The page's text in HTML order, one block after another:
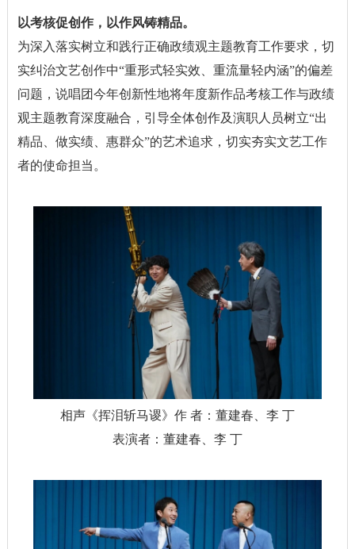
以考核促创作，以作风铸精品。
为深入落实树立和践行正确政绩观主题教育工作要求，切
实纠治文艺创作中“重形式轻实效、重流量轻内涵”的偏差
问题，说唱团今年创新性地将年度新作品考核工作与政绩
观主题教育深度融合，引导全体创作及演职人员树立“出
精品、做实绩、惠群众”的艺术追求，切实夯实文艺工作
者的使命担当。
相声《挥泪斩马谡》作 者：董建春、李 丁
表演者：董建春、李 丁